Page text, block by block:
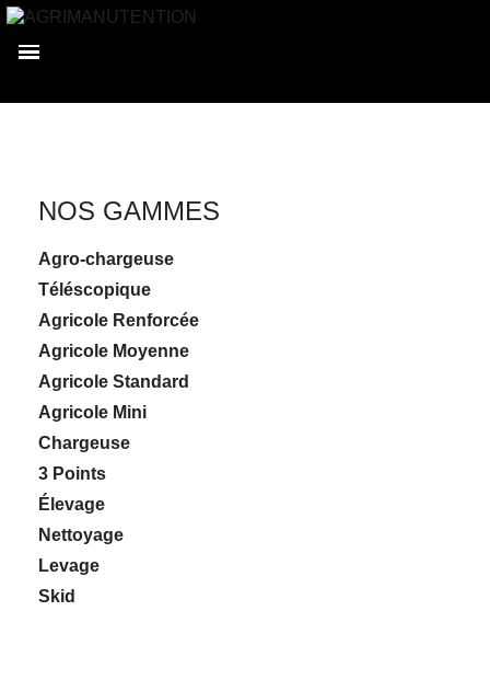
NOS GAMMES
Agro-chargeuse
Téléscopique
Agricole Renforcée
Agricole Moyenne
Agricole Standard
Agricole Mini
Chargeuse
3 Points
Élevage
Nettoyage
Levage
Skid